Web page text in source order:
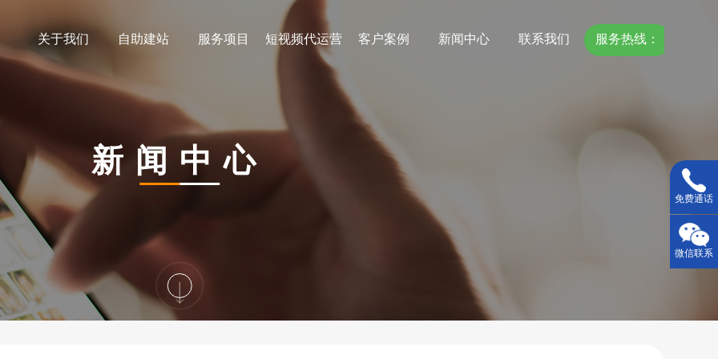
关于我们 自助建站 服务项目 短视频代运营 客户案例 新闻中心 联系我们 服务热线：
新闻中心
免费通话
微信联系